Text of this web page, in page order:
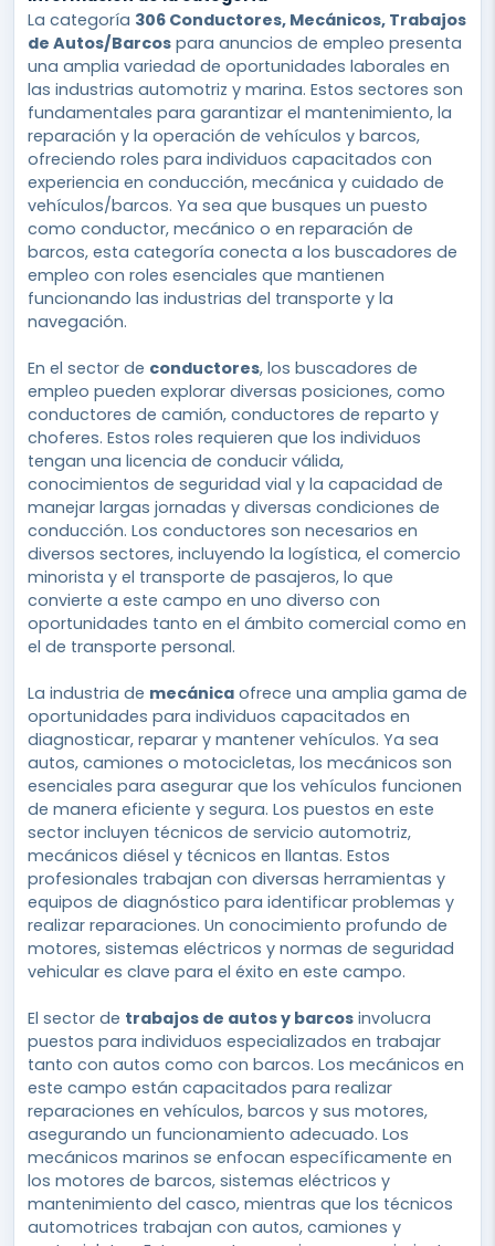
La categoría 306 Conductores, Mecánicos, Trabajos
de Autos/Barcos para anuncios de empleo presenta
una amplia variedad de oportunidades laborales en
las industrias automotriz y marina. Estos sectores son
fundamentales para garantizar el mantenimiento, la
reparación y la operación de vehículos y barcos,
ofreciendo roles para individuos capacitados con
experiencia en conducción, mecánica y cuidado de
vehículos/barcos. Ya sea que busques un puesto
como conductor, mecánico o en reparación de
barcos, esta categoría conecta a los buscadores de
empleo con roles esenciales que mantienen
funcionando las industrias del transporte y la
navegación.
En el sector de conductores, los buscadores de
empleo pueden explorar diversas posiciones, como
conductores de camión, conductores de reparto y
choferes. Estos roles requieren que los individuos
tengan una licencia de conducir válida,
conocimientos de seguridad vial y la capacidad de
manejar largas jornadas y diversas condiciones de
conducción. Los conductores son necesarios en
diversos sectores, incluyendo la logística, el comercio
minorista y el transporte de pasajeros, lo que
convierte a este campo en uno diverso con
oportunidades tanto en el ámbito comercial como en
el de transporte personal.
La industria de mecánica ofrece una amplia gama de
oportunidades para individuos capacitados en
diagnosticar, reparar y mantener vehículos. Ya sea
autos, camiones o motocicletas, los mecánicos son
esenciales para asegurar que los vehículos funcionen
de manera eficiente y segura. Los puestos en este
sector incluyen técnicos de servicio automotriz,
mecánicos diésel y técnicos en llantas. Estos
profesionales trabajan con diversas herramientas y
equipos de diagnóstico para identificar problemas y
realizar reparaciones. Un conocimiento profundo de
motores, sistemas eléctricos y normas de seguridad
vehicular es clave para el éxito en este campo.
El sector de trabajos de autos y barcos involucra
puestos para individuos especializados en trabajar
tanto con autos como con barcos. Los mecánicos en
este campo están capacitados para realizar
reparaciones en vehículos, barcos y sus motores,
asegurando un funcionamiento adecuado. Los
mecánicos marinos se enfocan específicamente en
los motores de barcos, sistemas eléctricos y
mantenimiento del casco, mientras que los técnicos
automotrices trabajan con autos, camiones y